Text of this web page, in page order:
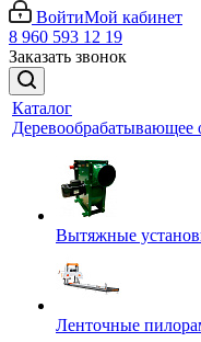
ВойтиМой кабинет
8 960 593 12 19
Заказать звонок
Каталог
Деревообрабатывающее
Вытяжные
Ленточные